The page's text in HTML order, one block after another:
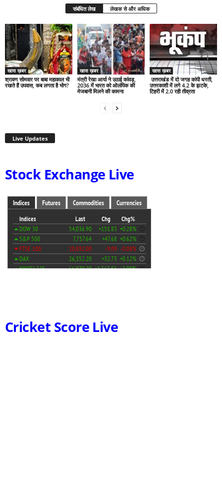
संबंधित लेख लेखक से और अधिक
खास ख़बर
श्रावण सोमवार पर बाबा महाकाल भी
रखते हैं उपवास, कब लगता है भोग?
खास ख़बर
मंत्री रेखा आर्या ने उठाई कांवड़,
2036 में भारत को ओलंपिक की
मेजबानी मिलने की कामना
खास ख़बर
उत्तराखंड में दो जगह कांपी धरती,
उत्तरकाशी में लगे 4.2 के झटके,
टिहरी में 2.0 रही तीव्रता
Live Updates
Stock Exchange Live
Cricket Score Live